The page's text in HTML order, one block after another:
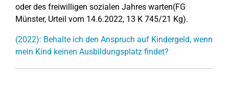
oder des freiwilligen sozialen Jahres warten(FG
Münster, Urteil vom 14.6.2022, 13 K 745/21 Kg).
(2022): Behalte ich den Anspruch auf Kindergeld, wenn
mein Kind keinen Ausbildungsplatz findet?